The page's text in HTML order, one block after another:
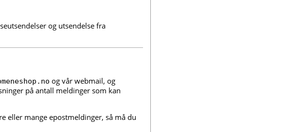
og utsendelse fra
og vår webmail, og
på antall meldinger som kan
eller mange epostmeldinger, så må du